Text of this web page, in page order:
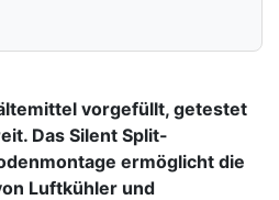
vorgefüllt, getestet
Das Silent Split-
ermöglicht die
Luftkühler und